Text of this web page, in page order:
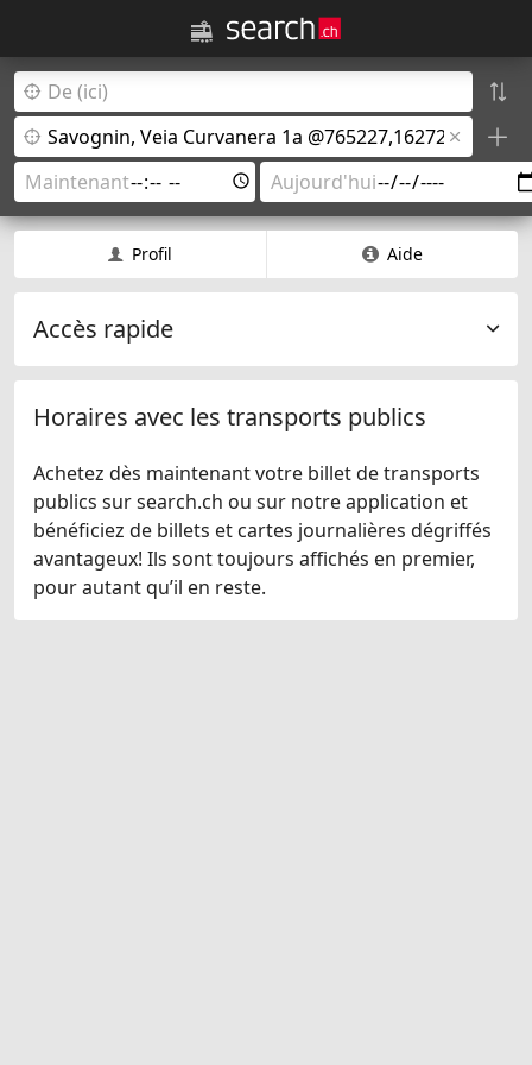
Profil Aide
Accès rapide
Horaires avec les transports publics
Achetez dès maintenant votre billet de transports
publics sur search.ch ou sur notre application et
bénéficiez de billets et cartes journalières dégriffés
avantageux! Ils sont toujours affichés en premier,
pour autant qu’il en reste.